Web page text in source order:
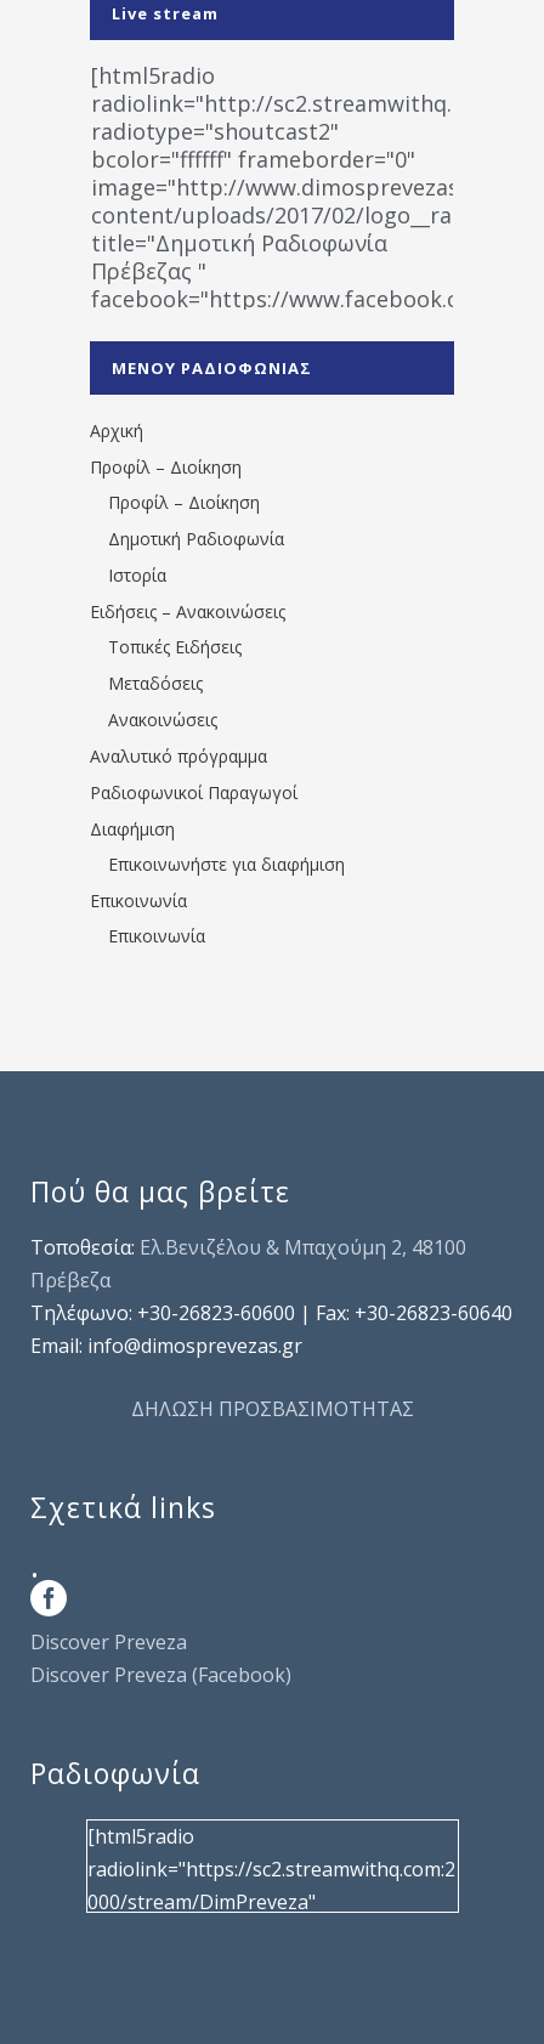
Live stream
[html5radio
radiolink="http://
radiotype="shoutcast2"
bcolor="ffffff" frameborder="0"
image="http://www.dimosprevezas.gr/wp-
content/uploads/2017/02/
title="Δημοτική Ραδιοφωνία
Πρέβεζας "
facebook="https://www.facebook.com/
1531194763766854/" artist="" ]
ΜΕΝΟΥ ΡΑΔΙΟΦΩΝΙΑΣ
Αρχική
Προφίλ – Διοίκηση
Προφίλ – Διοίκηση
Δημοτική Ραδιοφωνία
Ιστορία
Ειδήσεις – Ανακοινώσεις
Τοπικές Ειδήσεις
Μεταδόσεις
Ανακοινώσεις
Αναλυτικό πρόγραμμα
Ραδιοφωνικοί Παραγωγοί
Διαφήμιση
Επικοινωνήστε για διαφήμιση
Επικοινωνία
Επικοινωνία
Πού θα μας βρείτε
Τοποθεσία: Ελ.Βενιζέλου & Μπαχούμη 2, 48100
Πρέβεζα
Τηλέφωνo: +30-26823-60600 | Fax: +30-26823-60640
Email: info@dimosprevezas.gr
ΔΗΛΩΣΗ ΠΡΟΣΒΑΣΙΜΟΤΗΤΑΣ
Σχετικά links
.
Discover Preveza
Discover Preveza (Facebook)
Ραδιοφωνία
[html5radio
radiolink="https://sc2.streamwithq.com:2
000/stream/DimPreveza"